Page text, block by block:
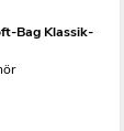
Bag Klassik-